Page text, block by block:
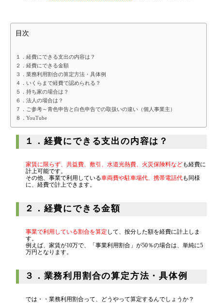
通常料金
他の税理士事務所からの切り替えの場合
ベンチャー企業応援パック
記帳代行/その他
個人事業主のお客様
事務所案内
代表挨拶
神戸オフィス
大阪オフィス
アクセスマップ
代表プロフィール
採用情報
目次
１．経費にできる支出の内容は？
２．経費にできる金額
３．業務利用割合の算定方法・具体例
４．いくらまで経費で認められる？
５．持ち家の場合は？
６．法人の場合は？
７．ご参考～青色申告と白色申告での取扱いの違い（個人事業主）
８．YouTube
１．経費にできる支出の内容は？
家賃に限らず、共益費、敷引、水道光熱費、火災保険料なども経費に
計上可能です。
その他、事業で利用している車両費や駐車場代、携帯電話代も同様
に、経費で計上できます。
２．経費にできる金額
事業で利用している割合を算定 して、按分した額を経費に計上しま
す。
例えば、家賃が10万で、「事業利用割合」が50％の場合は、単純に5
万円となります。
３．業務利用割合の算定方法・具体例
では・・業務利用割合って、どうやって算定するんでしょうか？